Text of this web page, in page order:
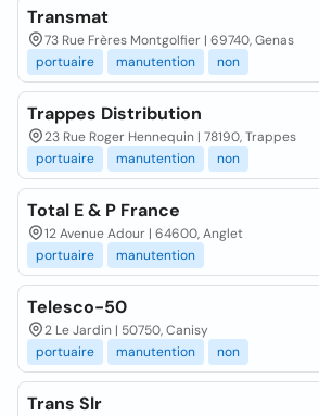
Transmat
73 Rue Frères Montgolfier | 69740, Genas
portuaire
manutention non
Trappes Distribution
23 Rue Roger Hennequin | 78190, Trappes
portuaire
manutention non
Total E & P France
12 Avenue Adour | 64600, Anglet
portuaire
manutention
Telesco-50
2 Le Jardin | 50750, Canisy
portuaire
manutention non
Trans Slr